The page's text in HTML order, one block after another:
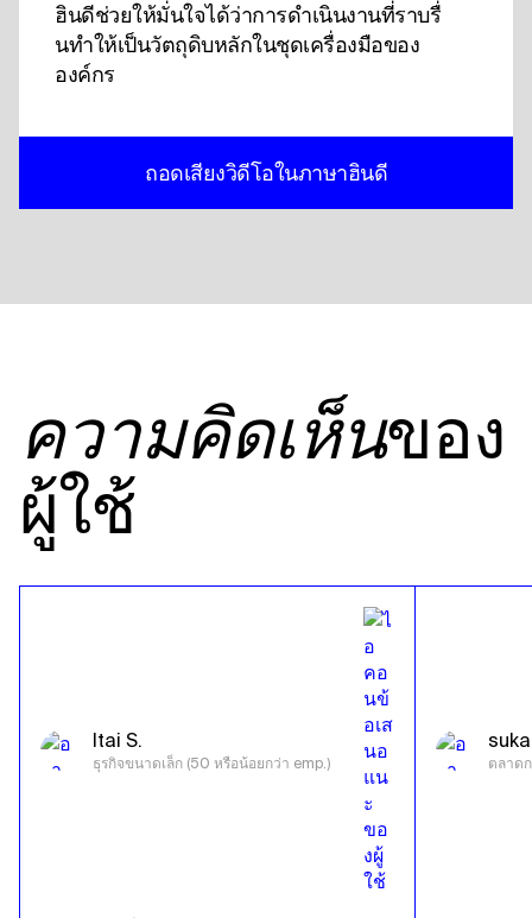
ฮินดีช่วยให้มั่นใจได้ว่าการดําเนินงานที่ราบรื่
นทําให้เป็นวัตถุดิบหลักในชุดเครื่องมือของ
องค์กร
ถอดเสียงวิดีโอในภาษาฮินดี
ความคิดเห็นของ
ผู้ใช้
Itai S.
ธุรกิจขนาดเล็ก (50 หรือน้อยกว่า emp.) ตลาด